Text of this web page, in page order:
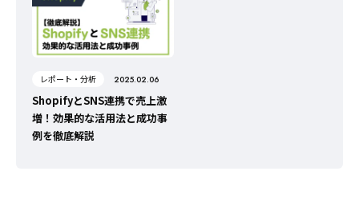
レポート・分析 2025.02.06
ShopifyとSNS連携で売上激
増！効果的な活用法と成功事
例を徹底解説